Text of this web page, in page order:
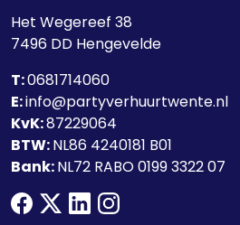
Het Wegereef 38
7496 DD Hengevelde
T:0681714060
E:info@partyverhuurtwente.nl
KvK:87229064
BTW:NL86 4240181 B01
Bank:NL72 RABO 0199 3322 07
facebook
twitterlinkedininstagram